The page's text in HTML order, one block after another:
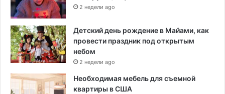
2 недели ago
Детский день рождение в Майами, как
провести праздник под открытым
небом
2 недели ago
Необходимая мебель для съемной
квартиры в США